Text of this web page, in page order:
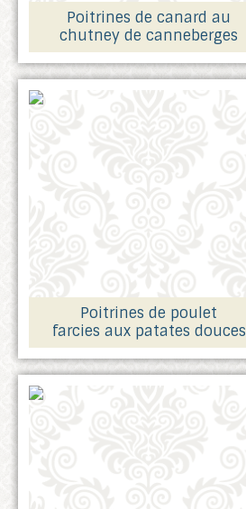
Poitrines de canard au
chutney de canneberges
Poitrines de poulet
farcies aux patates douces